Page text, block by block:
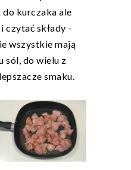
kurczaka ale
czytać składy -
wszystkie mają
sól, do wielu z
smaku.